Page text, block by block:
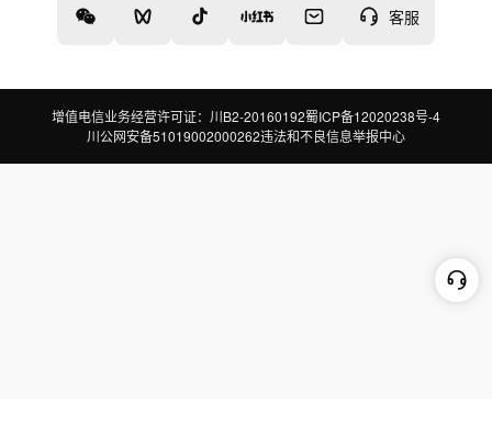
客服
增值电信业务经营许可证：川B2-20160192蜀ICP备12020238号-4
川公网安备51019002000262违法和不良信息举报中心